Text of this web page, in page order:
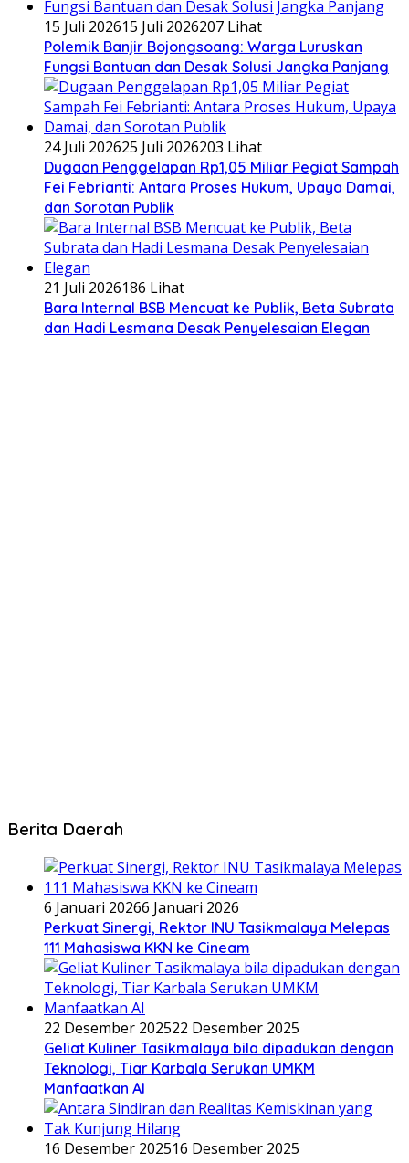
15 Juli 202615 Juli 2026207 Lihat
Polemik Banjir Bojongsoang: Warga Luruskan
Fungsi Bantuan dan Desak Solusi Jangka Panjang
24 Juli 202625 Juli 2026203 Lihat
Dugaan Penggelapan Rp1,05 Miliar Pegiat Sampah
Fei Febrianti: Antara Proses Hukum, Upaya Damai,
dan Sorotan Publik
21 Juli 2026186 Lihat
Bara Internal BSB Mencuat ke Publik, Beta Subrata
dan Hadi Lesmana Desak Penyelesaian Elegan
Berita Daerah
6 Januari 20266 Januari 2026
Perkuat Sinergi, Rektor INU Tasikmalaya Melepas
111 Mahasiswa KKN ke Cineam
22 Desember 202522 Desember 2025
Geliat Kuliner Tasikmalaya bila dipadukan dengan
Teknologi, Tiar Karbala Serukan UMKM
Manfaatkan AI
16 Desember 202516 Desember 2025